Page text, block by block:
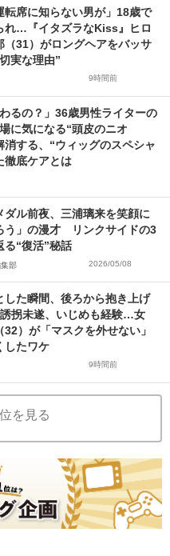
転席に知らない男が」18歳で
れ…『イタズラなKiss』ヒロ
（31）がロングヘアをバッサ
実な理由”
9時間前
るの？」36歳男性ライターの
に気になる“頭皮のニオ
消する、“ウィッグのスペシャ
徹底ケアとは
ダル前夜、三浦璃来を笑顔に
う」の漫才 リンクサイドの3
る“復活”秘話
集部 2026/05/08
した瞬間、後ろから抱き上げ
拐未遂、いじめも経験…女
）が「マスクを外せない」
したワケ
9時間前
を見る